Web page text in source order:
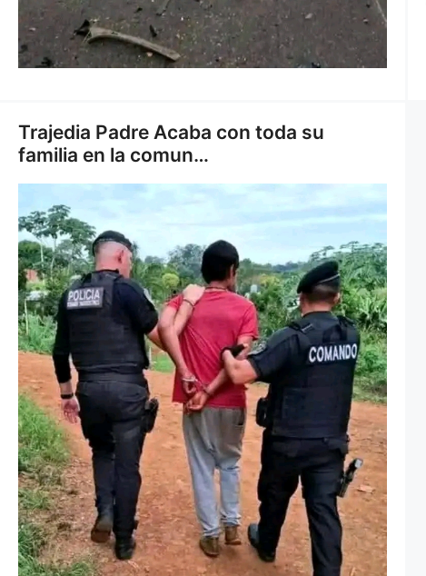
Trajedia Padre Acaba con toda su
familia en la comun…